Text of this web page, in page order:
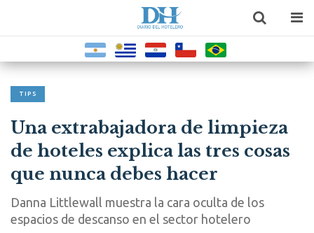
TIPS
Una extrabajadora de limpieza
de hoteles explica las tres cosas
que nunca debes hacer
Danna Littlewall muestra la cara oculta de los
espacios de descanso en el sector hotelero